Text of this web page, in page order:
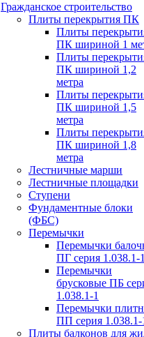
Гражданское строительство
Плиты перекрытия ПК
Плиты
ПК шириной 1
Плиты
ПК шириной 1,2
метра
Плиты
ПК шириной 1,5
метра
Плиты
ПК шириной 1,8
метра
Лестничные марши
Лестничные площадки
Ступени
Фундаментные блоки
(ФБС)
Перемычки
Перемычки
ПГ серия 1.038.1-
Перемычки
брусковые ПБ
1.038.1-1
Перемычки
ПП серия 1.038.1-
Плиты балконов для